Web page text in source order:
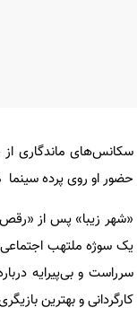
سکانس‌های ماندگاری
حضور او روی پرده سینما
یک سوژه ملتهب
سرراست و بی‌پیرایه
کارگردانی و بهترین